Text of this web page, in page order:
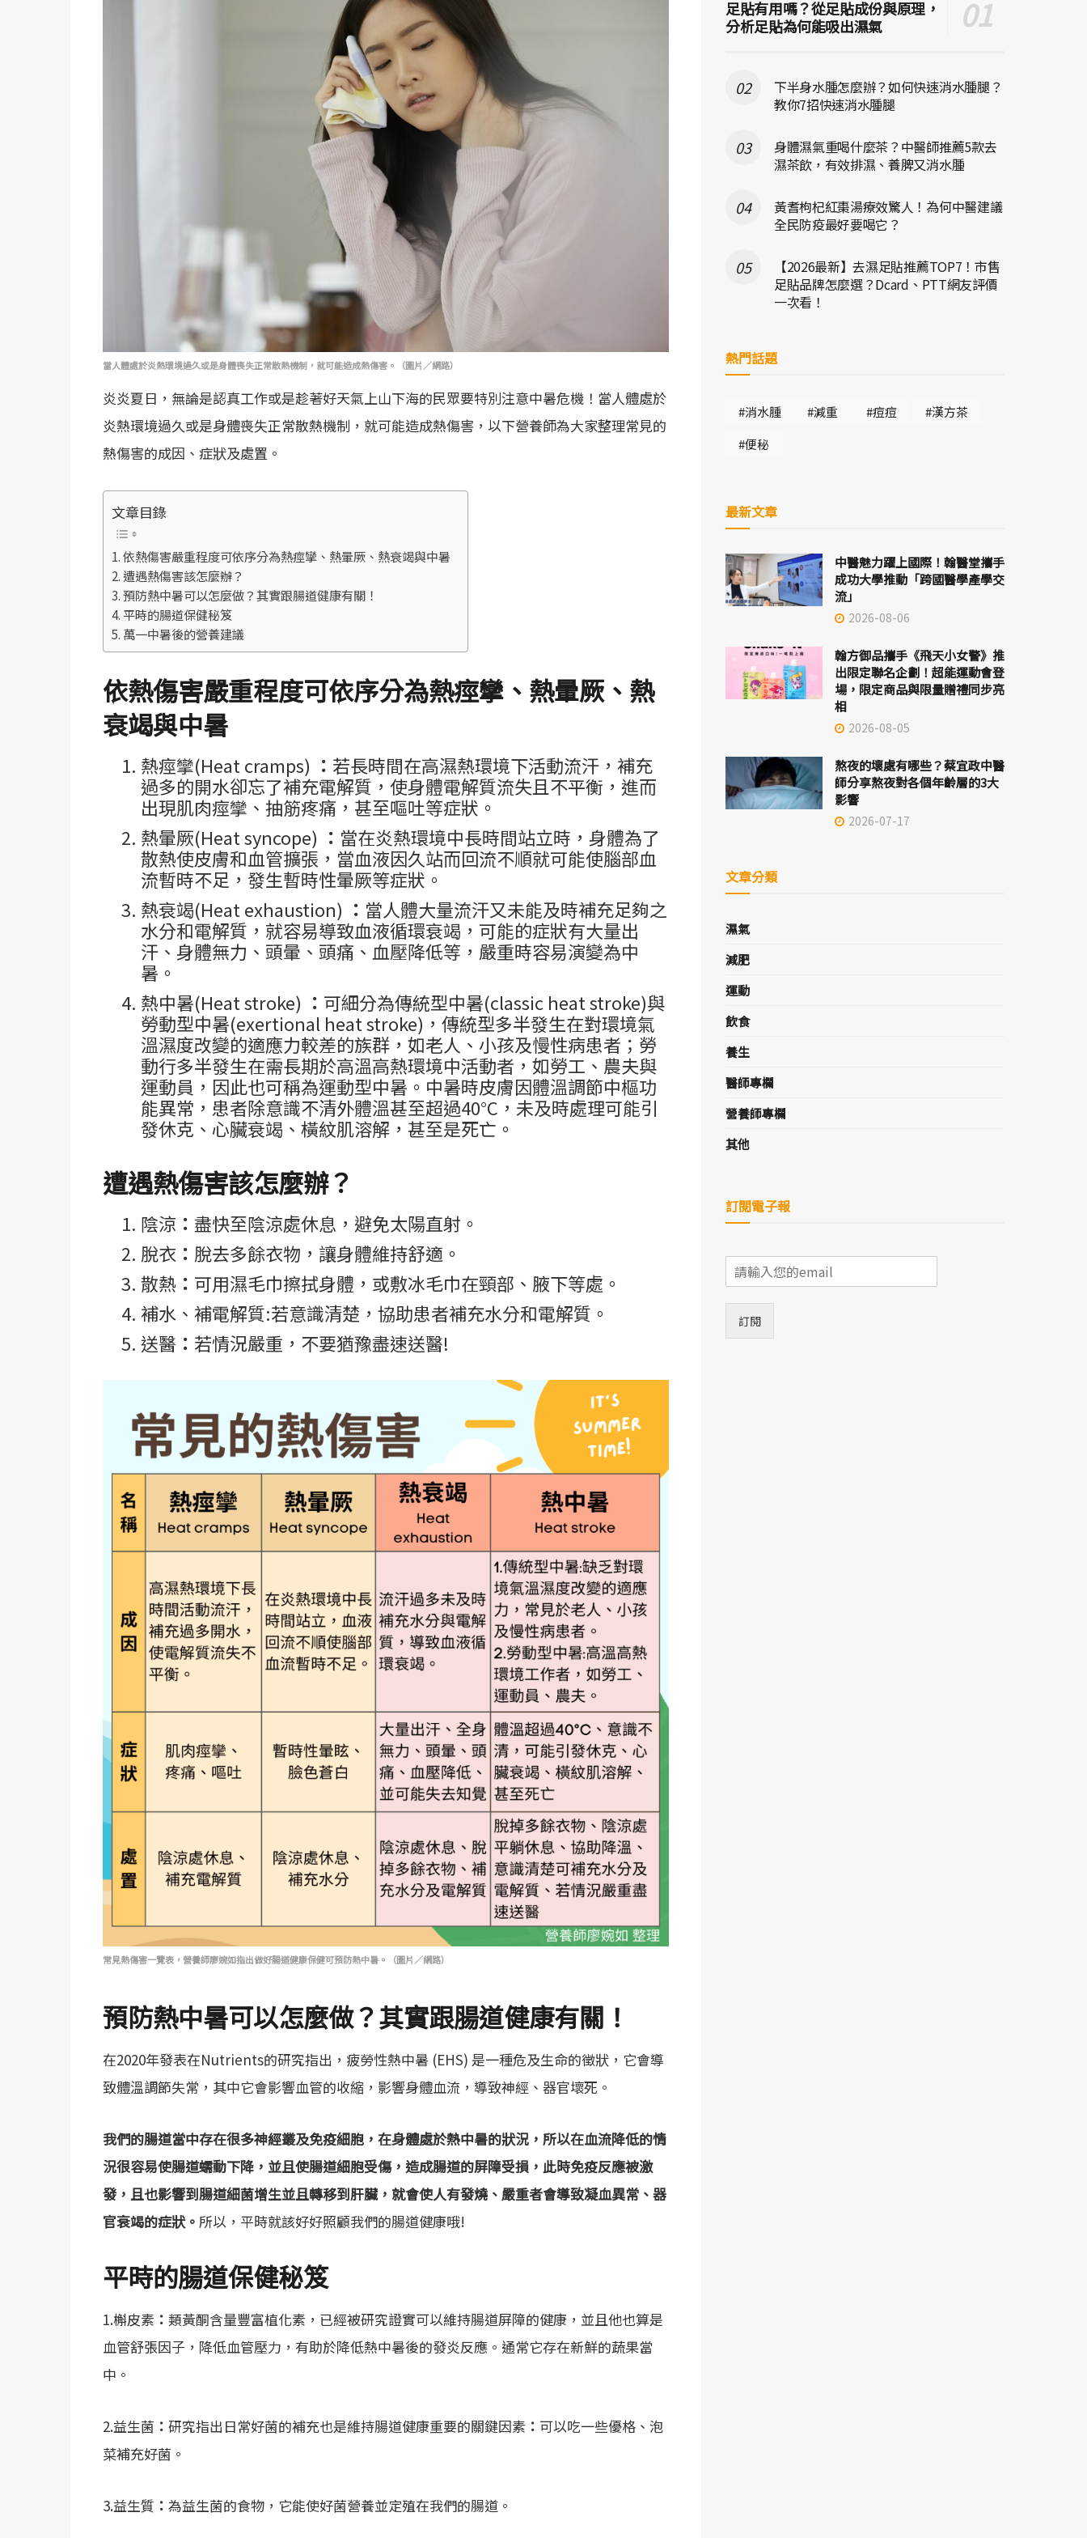
當人體處於炎熱環境過久或是身體喪失正常散熱機制，就可能造成熱傷害。（圖片／網路）
炎炎夏日，無論是認真工作或是趁著好天氣上山下海的民眾要特別注意中暑危機！當人體處於
炎熱環境過久或是身體喪失正常散熱機制，就可能造成熱傷害，以下營養師為大家整理常見的
熱傷害的成因、症狀及處置。
文章目錄
依熱傷害嚴重程度可依序分為熱痙攣、熱暈厥、熱衰竭與中暑
遭遇熱傷害該怎麼辦？
預防熱中暑可以怎麼做？其實跟腸道健康有關！
平時的腸道保健秘笈
萬一中暑後的營養建議
依熱傷害嚴重程度可依序分為熱痙攣、熱暈厥、熱
衰竭與中暑
熱痙攣(Heat cramps) ： 若長時間在高濕熱環境下活動流汗，補充
過多的開水卻忘了補充電解質，使身體電解質流失且不平衡，進而
出現肌肉痙攣、抽筋疼痛，甚至嘔吐等症狀。
熱暈厥(Heat syncope) ： 當在炎熱環境中長時間站立時，身體為了
散熱使皮膚和血管擴張，當血液因久站而回流不順就可能使腦部血
流暫時不足，發生暫時性暈厥等症狀。
熱衰竭(Heat exhaustion) ： 當人體大量流汗又未能及時補充足夠之
水分和電解質，就容易導致血液循環衰竭，可能的症狀有大量出
汗、身體無力、頭暈、頭痛、血壓降低等，嚴重時容易演變為中
暑。
熱中暑(Heat stroke) ： 可細分為傳統型中暑(classic heat stroke)與
勞動型中暑(exertional heat stroke)，傳統型多半發生在對環境氣
溫濕度改變的適應力較差的族群，如老人、小孩及慢性病患者；勞
動行多半發生在需長期於高溫高熱環境中活動者，如勞工、農夫與
運動員，因此也可稱為運動型中暑。中暑時皮膚因體溫調節中樞功
能異常，患者除意識不清外體溫甚至超過40°C，未及時處理可能引
發休克、心臟衰竭、橫紋肌溶解，甚至是死亡。
遭遇熱傷害該怎麼辦？
陰涼 ：盡快至陰涼處休息，避免太陽直射。
脫衣 ： 脫去多餘衣物，讓身體維持舒適。
散熱 ： 可用濕毛巾擦拭身體，或敷冰毛巾在頸部、腋下等處。
補水、補電解質:若意識清楚，協助患者補充水分和電解質。
送醫 ： 若情況嚴重，不要猶豫盡速送醫!
常見熱傷害一覽表，營養師廖婉如指出做好腸道健康保健可預防熱中暑。（圖片／網路）
預防熱中暑可以怎麼做？其實跟腸道健康有關！
在2020年發表在Nutrients的研究指出，疲勞性熱中暑 (EHS) 是一種危及生命的徵狀，它會導
致體溫調節失常，其中它會影響血管的收縮，影響身體血流，導致神經、器官壞死。
我們的腸道當中存在很多神經叢及免疫細胞，在身體處於熱中暑的狀況，所以在血流降低的情
況很容易使腸道蠕動下降，並且使腸道細胞受傷，造成腸道的屏障受損，此時免疫反應被激
發，且也影響到腸道細菌增生並且轉移到肝臟，就會使人有發燒、嚴重者會導致凝血異常、器
官衰竭的症狀。 所以，平時就該好好照顧我們的腸道健康哦!
平時的腸道保健秘笈
1.槲皮素 ： 類黃酮含量豐富植化素，已經被研究證實可以維持腸道屏障的健康，並且他也算是
血管舒張因子，降低血管壓力，有助於降低熱中暑後的發炎反應。通常它存在新鮮的蔬果當
中。
2.益生菌 ： 研究指出日常好菌的補充也是維持腸道健康重要的關鍵因素 ： 可以吃一些優格、泡
菜補充好菌。
3.益生質 ： 為益生菌的食物，它能使好菌營養並定殖在我們的腸道。
足貼有用嗎？從足貼成份與原理，
分析足貼為何能吸出濕氣
下半身水腫怎麼辦？如何快速消水腫腿？
教你7招快速消水腫腿
身體濕氣重喝什麼茶？中醫師推薦5款去
濕茶飲，有效排濕、養脾又消水腫
黃耆枸杞紅棗湯療效驚人！為何中醫建議
全民防疫最好要喝它？
【2026最新】去濕足貼推薦TOP7！市售
足貼品牌怎麼選？Dcard、PTT網友評價
一次看！
熱門話題
#消水腫 #減重 #痘痘
#漢方茶
#便秘
最新文章
中醫魅力躍上國際！翰醫堂攜手
成功大學推動「跨國醫學產學交
流」
2026-08-06
翰方御品攜手《飛天小女警》推
出限定聯名企劃！超能運動會登
場，限定商品與限量贈禮同步亮
相
2026-08-05
熬夜的壞處有哪些？蔡宜政中醫
師分享熬夜對各個年齡層的3大
影響
2026-07-17
文章分類
濕氣
減肥
運動
飲食
養生
醫師專欄
營養師專欄
其他
訂閱電子報
E
m
*
訂閱